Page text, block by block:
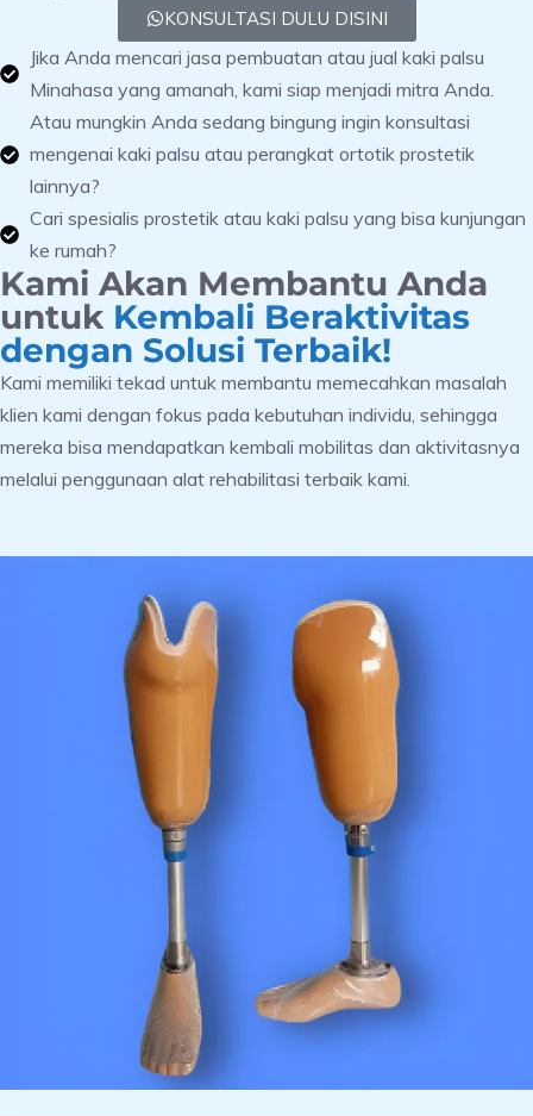
KONSULTASI DULU DISINI
Jika Anda mencari jasa pembuatan atau jual kaki palsu
Minahasa yang amanah, kami siap menjadi mitra Anda.
Atau mungkin Anda sedang bingung ingin konsultasi
mengenai kaki palsu atau perangkat ortotik prostetik
lainnya?
Cari spesialis prostetik atau kaki palsu yang bisa kunjungan
ke rumah?
Kami Akan Membantu Anda
untukKembali Beraktivitas
dengan Solusi Terbaik!
Kami memiliki tekad untuk membantu memecahkan masalah
klien kami dengan fokus pada kebutuhan individu, sehingga
mereka bisa mendapatkan kembali mobilitas dan aktivitasnya
melalui penggunaan alat rehabilitasi terbaik kami.